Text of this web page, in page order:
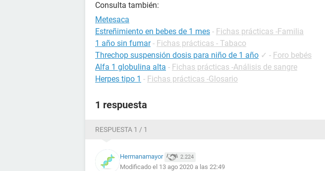
Consulta también:
Metesaca
Estreñimiento en bebes de 1 mes - Fichas prácticas -Familia
1 año sin fumar - Fichas prácticas - Tabaco
Threchop suspensión dosis para niño de 1 año ✓ - Foro bebés
Alfa 1 globulina alta - Fichas prácticas -Análisis de sangre
Herpes tipo 1 - Fichas prácticas -Glosario
1 respuesta
RESPUESTA 1 / 1
Hermanamayor 2.224
Modificado el 13 ago 2020 a las 22:49